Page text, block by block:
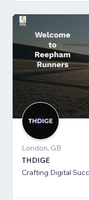
London, GB
THDIGE
Crafting Digital